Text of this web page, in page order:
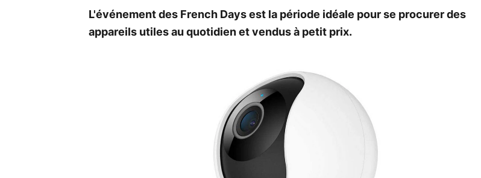
L'événement des French Days est la période idéale pour se procurer des
appareils utiles au quotidien et vendus à petit prix.